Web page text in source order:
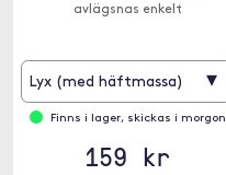
avlägsnas enkelt
Lyx (med häftmassa) ▾
Finns i lager, skickas i morgon
159 kr